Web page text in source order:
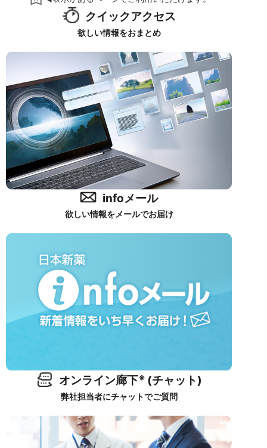
クイックアクセス
欲しい情報をおまとめ
infoメール
欲しい情報をメールでお届け
オンライン廊下※ (チャット)
弊社担当者にチャットでご質問